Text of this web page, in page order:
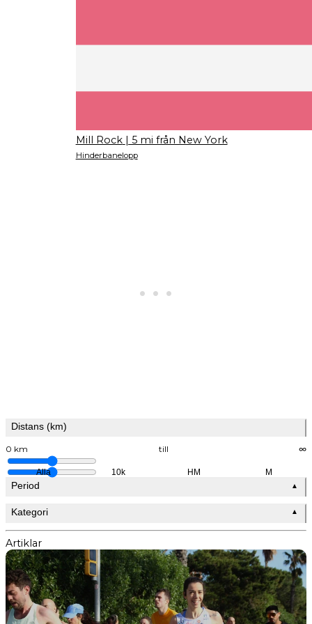
Mill Rock | 5 mi från New York
Hinderbanelopp
Distans (km)
0 km till ∞
Alla 10k HM M
Period ▲
Kategori ▲
Artiklar